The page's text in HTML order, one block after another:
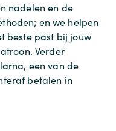
nadelen en de
en we helpen
beste past bij jouw
Verder
een van de
betalen in